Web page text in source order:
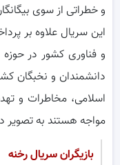
و خطراتی از سوی
این سریال علاوه بر
و فناوری کشور در
دانشمندان و نخبگان
اسلامی، مخاطرات و
مواجه هستند به تصویر
بازیگران سریال رخنه